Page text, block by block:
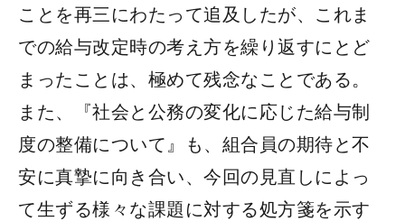
ことを再三にわたって追及したが、これま
での給与改定時の考え方を繰り返すにとど
まったことは、極めて残念なことである。
また、『社会と公務の変化に応じた給与制
度の整備について』も、組合員の期待と不
安に真摯に向き合い、今回の見直しによっ
て生ずる様々な課題に対する処方箋を示す